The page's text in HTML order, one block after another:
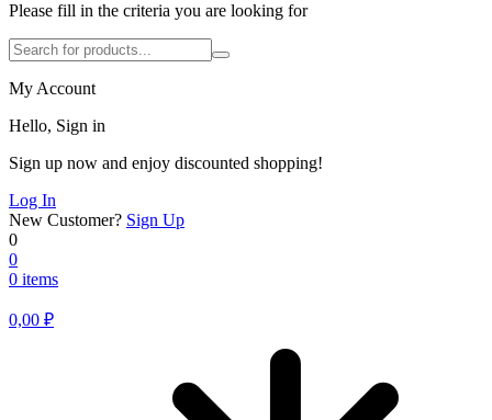
Please fill in the criteria you are looking for
My Account
Hello, Sign in
Sign up now and enjoy discounted shopping!
Log In
New Customer? Sign Up
0
0
0 items
0,00 ₽